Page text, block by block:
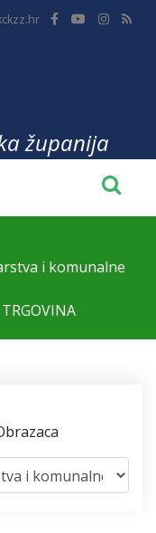
županija
i komunalne